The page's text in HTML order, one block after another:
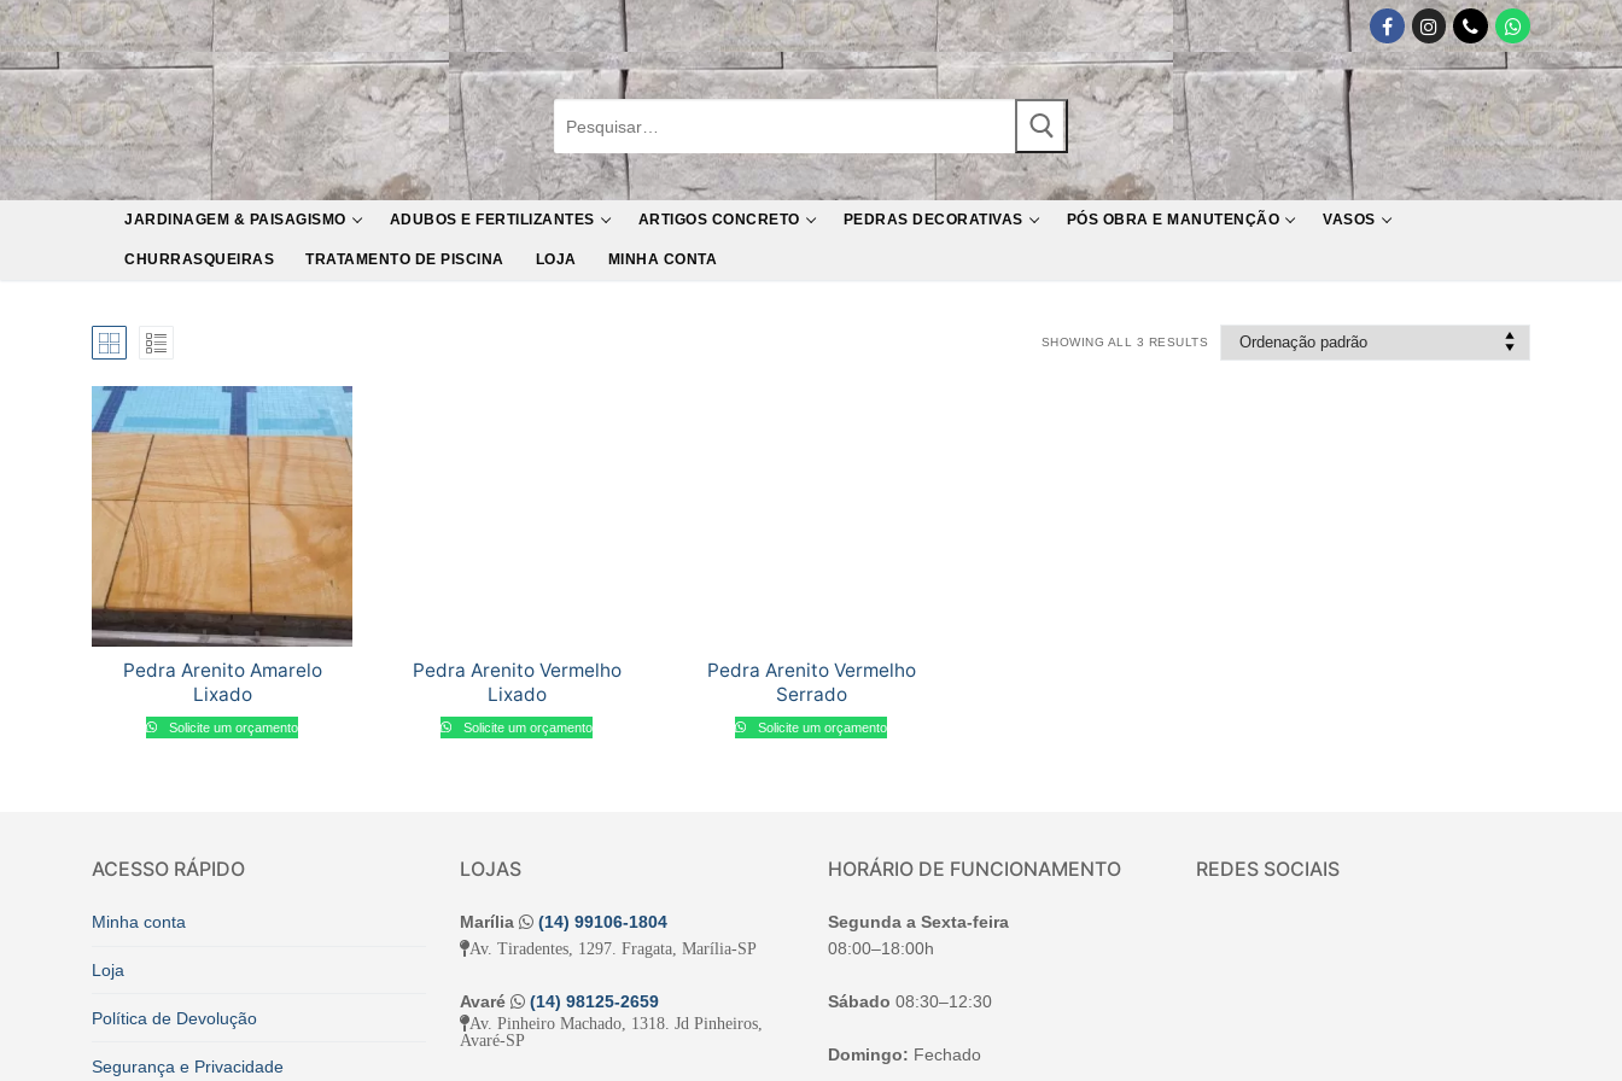
Pular
para
o
conteúdo
Pesquisar
por:
JARDINAGEM & PAISAGISMO ADUBOS E FERTILIZANTES ARTIGOS CONCRETO PEDRAS DECORATIVAS PÓS OBRA E MANUTENÇÃO VASOS
CHURRASQUEIRAS TRATAMENTO DE PISCINA LOJA MINHA CONTA
SHOWING ALL 3 RESULTS
Pedra Arenito Amarelo
Lixado
Solicite um orçamento
Pedra Arenito Vermelho
Lixado
Solicite um orçamento
Pedra Arenito Vermelho
Serrado
Solicite um orçamento
ACESSO RÁPIDO
Minha conta
Loja
Política de Devolução
Segurança e Privacidade
LOJAS
Marília (14) 99106-1804
Av. Tiradentes, 1297. Fragata, Marília-SP
Avaré (14) 98125-2659
Av. Pinheiro Machado, 1318. Jd Pinheiros,
Avaré-SP
HORÁRIO DE FUNCIONAMENTO
Segunda a Sexta-feira
08:00–18:00h
Sábado 08:30–12:30
Domingo: Fechado
REDES SOCIAIS